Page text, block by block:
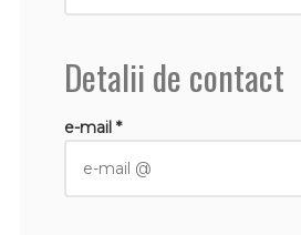
Detalii de contact
e-mail *